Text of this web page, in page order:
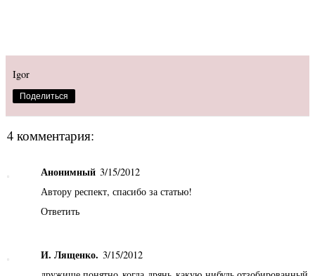
Igor
Поделиться
4 комментария:
Анонимный 3/15/2012
Автору респект, спасибо за статью!
Ответить
И. Лященко. 3/15/2012